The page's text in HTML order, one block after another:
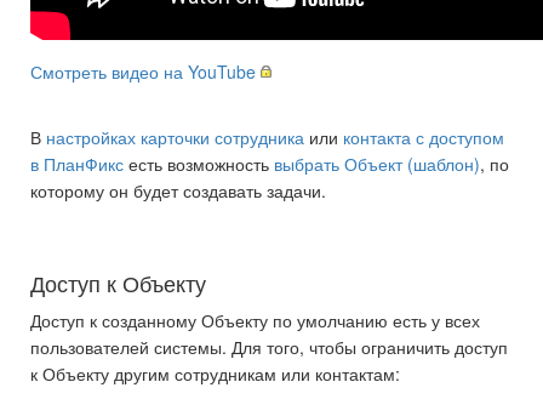
Смотреть видео на YouTube
В настройках карточки сотрудника или контакта с доступом
в ПланФикс есть возможность выбрать Объект (шаблон), по
которому он будет создавать задачи.
Доступ к Объекту
Доступ к созданному Объекту по умолчанию есть у всех
пользователей системы. Для того, чтобы ограничить доступ
к Объекту другим сотрудникам или контактам: